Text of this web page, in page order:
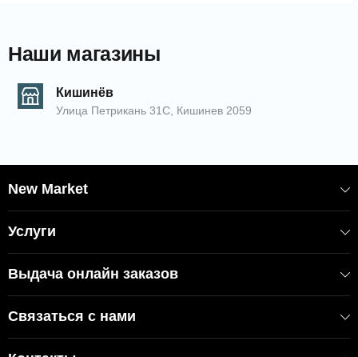
Наши магазины
Кишинёв
Улица Петрикань 31С, Кишинев 2059
New Market
Услуги
Выдача онлайн заказов
Связаться с нами